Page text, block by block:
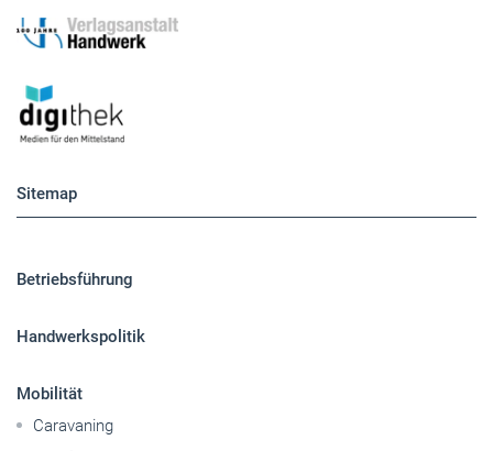
Sitemap
Betriebsführung
Handwerkspolitik
Mobilität
Caravaning